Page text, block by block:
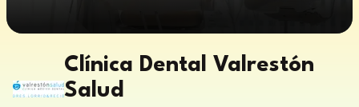
Clínica Dental Valrestón
Salud